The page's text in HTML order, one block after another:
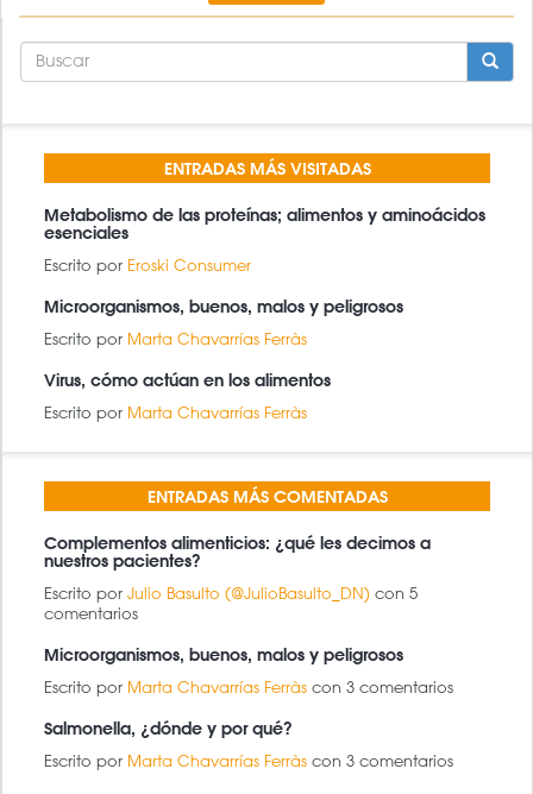
FORMULARIO
DE
ENTRADAS MÁS VISITADAS
Metabolismo de las proteínas; alimentos y aminoácidos
esenciales
Escrito por Eroski Consumer
Microorganismos, buenos, malos y peligrosos
Escrito por Marta Chavarrías Ferràs
Virus, cómo actúan en los alimentos
Escrito por Marta Chavarrías Ferràs
ENTRADAS MÁS COMENTADAS
Complementos alimenticios: ¿qué les decimos a
nuestros pacientes?
Escrito por Julio Basulto (@JulioBasulto_DN) con 5
comentarios
Microorganismos, buenos, malos y peligrosos
Escrito por Marta Chavarrías Ferràs con 3 comentarios
Salmonella, ¿dónde y por qué?
Escrito por Marta Chavarrías Ferràs con 3 comentarios